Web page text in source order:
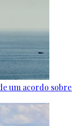
um acordo